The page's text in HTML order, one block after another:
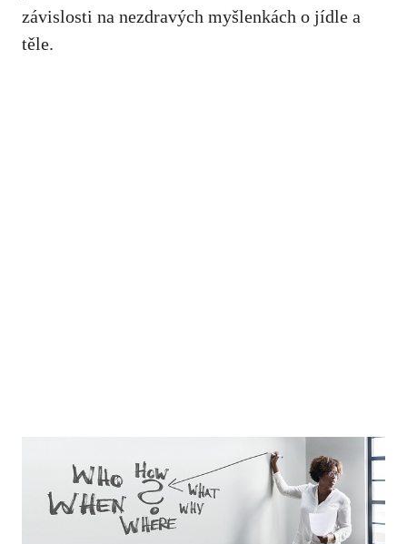
závislosti na nezdravých myšlenkách o jídle a
‍těle.